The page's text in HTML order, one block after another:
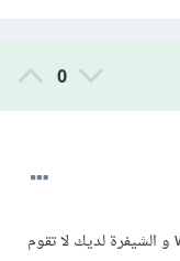
0
إن المكون alert dialog هو عبارة عن widget و الشيفرة لديك لا تقوم